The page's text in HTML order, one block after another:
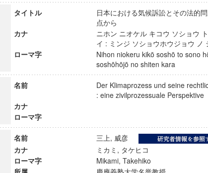
タイトル
日本における気候訴訟とその法的
点から
カナ
ニホン ニオケル キコウ ソショウ
イ : ミンジ ソショウホウジョウ
ローマ字
Nihon niokeru kikō soshō to sono
soshōhōjō no shiten kara
名前
Der Klimaprozess und seine
: eine zivilprozessuale Perspektive
カナ
ローマ字
名前
三上, 威彦
カナ
ミカミ, タケヒコ
ローマ字
Mikami, Takehiko